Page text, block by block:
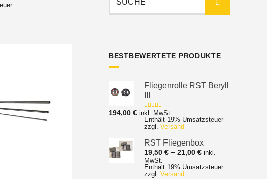
bis
nach:
BESTBEWERTETE PRODUKTE
Fliegenrolle RST Beryll
Bewertet mit
5.00von 5
194,00 € inkl. MwSt.
Enthält 19% Umsatzsteuer
zzgl. Versand
RST Fliegenbox
19,50 € – 21,00 €Preisspanne:
bis
inkl.
MwSt.
Enthält 19% Umsatzsteuer
zzgl. Versand